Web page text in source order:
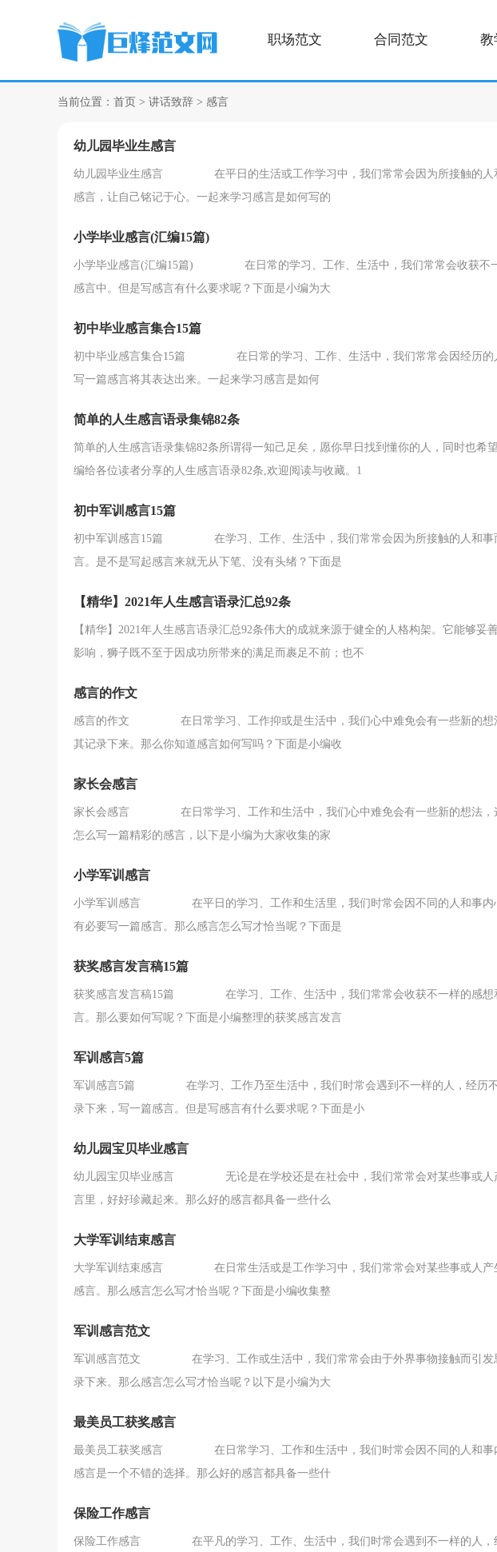
职场范文 合同范文 教
当前位置： 首页 > 讲话致辞 > 感言
幼儿园毕业生感言
幼儿园毕业生感言 在平日的生活或工作学习中，我们常常会因为所接触的人和
感言，让自己铭记于心。一起来学习感言是如何写的
小学毕业感言(汇编15篇)
小学毕业感言(汇编15篇) 在日常的学习、工作、生活中，我们常常会收获不一
感言中。但是写感言有什么要求呢？下面是小编为大
初中毕业感言集合15篇
初中毕业感言集合15篇 在日常的学习、工作、生活中，我们常常会因经历的人
写一篇感言将其表达出来。一起来学习感言是如何
简单的人生感言语录集锦82条
简单的人生感言语录集锦82条所谓得一知己足矣，愿你早日找到懂你的人，同时也希
编给各位读者分享的人生感言语录82条,欢迎阅读与收藏。1
初中军训感言15篇
初中军训感言15篇 在学习、工作、生活中，我们常常会因为所接触的人和事而
言。是不是写起感言来就无从下笔、没有头绪？下面是
【精华】2021年人生感言语录汇总92条
【精华】2021年人生感言语录汇总92条伟大的成就来源于健全的人格构架。它能够妥
影响，狮子既不至于因成功所带来的满足而裹足不前；也不
感言的作文
感言的作文 在日常学习、工作抑或是生活中，我们心中难免会有一些新的想法
其记录下来。那么你知道感言如何写吗？下面是小编收
家长会感言
家长会感言 在日常学习、工作和生活中，我们心中难免会有一些新的想法，这
怎么写一篇精彩的感言，以下是小编为大家收集的家
小学军训感言
小学军训感言 在平日的学习、工作和生活里，我们时常会因不同的人和事内心
有必要写一篇感言。那么感言怎么写才恰当呢？下面是
获奖感言发言稿15篇
获奖感言发言稿15篇 在学习、工作、生活中，我们常常会收获不一样的感想和
言。那么要如何写呢？下面是小编整理的获奖感言发言
军训感言5篇
军训感言5篇 在学习、工作乃至生活中，我们时常会遇到不一样的人，经历不
录下来，写一篇感言。但是写感言有什么要求呢？下面是小
幼儿园宝贝毕业感言
幼儿园宝贝毕业感言 无论是在学校还是在社会中，我们常常会对某些事或人产
言里，好好珍藏起来。那么好的感言都具备一些什么
大学军训结束感言
大学军训结束感言 在日常生活或是工作学习中，我们常常会对某些事或人产生
感言。那么感言怎么写才恰当呢？下面是小编收集整
军训感言范文
军训感言范文 在学习、工作或生活中，我们常常会由于外界事物接触而引发思
录下来。那么感言怎么写才恰当呢？以下是小编为大
最美员工获奖感言
最美员工获奖感言 在日常学习、工作和生活中，我们时常会因不同的人和事内
感言是一个不错的选择。那么好的感言都具备一些什
保险工作感言
保险工作感言 在平凡的学习、工作、生活中，我们时常会遇到不一样的人，经